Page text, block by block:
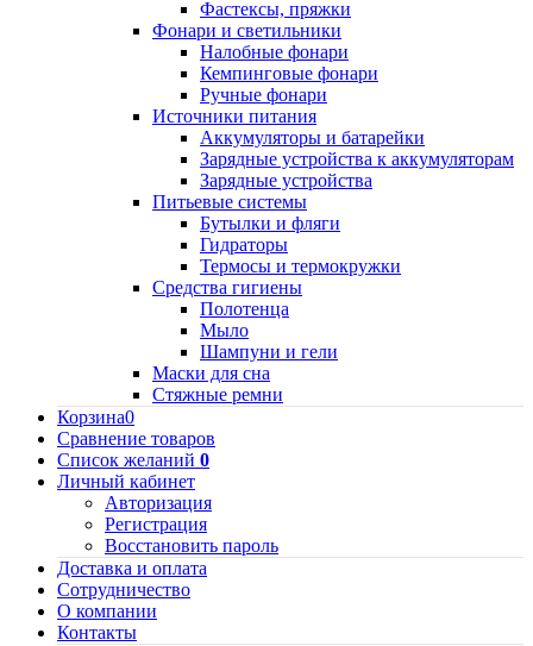
Фастексы, пряжки
Фонари и светильники
Налобные фонари
Кемпинговые фонари
Ручные фонари
Источники питания
Аккумуляторы и батарейки
Зарядные устройства к аккумуляторам
Зарядные устройства
Питьевые системы
Бутылки и фляги
Гидраторы
Термосы и термокружки
Средства гигиены
Полотенца
Мыло
Шампуни и гели
Маски для сна
Стяжные ремни
Корзина0
Сравнение товаров
Список желаний 0
Личный кабинет
Авторизация
Регистрация
Восстановить пароль
Доставка и оплата
Сотрудничество
О компании
Контакты